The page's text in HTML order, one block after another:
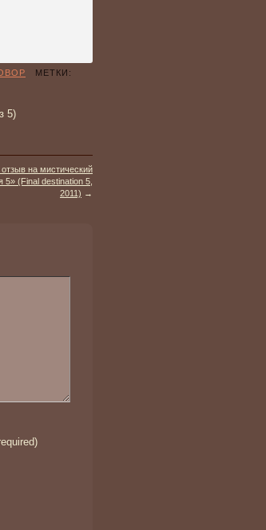
МЕТКИ:
5)
на мистический
5» (Final destination 5,
2011) →